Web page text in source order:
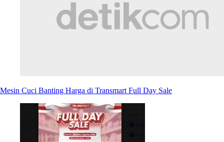
Mesin Cuci Banting Harga di Transmart Full Day Sale